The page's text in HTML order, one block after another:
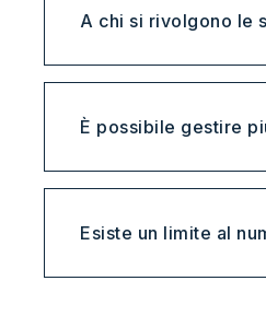
A chi si rivolgono le
È possibile gestire
Esiste un limite al